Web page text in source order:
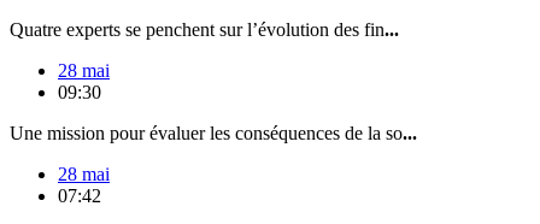
Quatre experts se penchent sur l’évolution des fin...
28 mai
09:30
Une mission pour évaluer les conséquences de la so...
28 mai
07:42